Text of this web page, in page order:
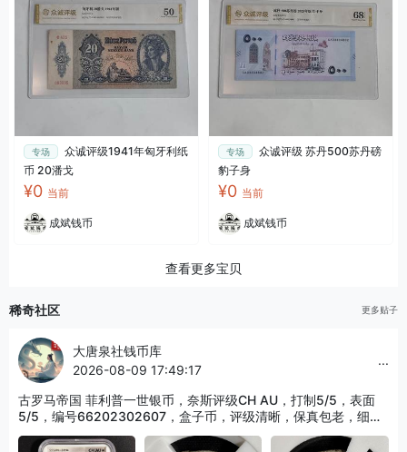
专场
众诚评级1941年匈牙利纸
币 20潘戈
¥0 当前
成斌钱币
专场
众诚评级 苏丹500苏丹磅
豹子身
¥0 当前
成斌钱币
查看更多宝贝
稀奇社区 更多贴子
大唐泉社钱币库
2026-08-09 17:49:17
...
古罗马帝国 菲利普一世银币，奈斯评级CH AU，打制5/5，表面
5/5，编号66202302607，盒子币，评级清晰，保真包老，细节
以图为准，适合古典打制币、罗马币收藏！